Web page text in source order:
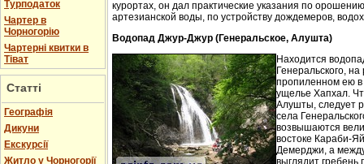
Турподаток
Чартер в
Чорногорію
Чартерні квитки в
Тіват
Статті
Географія
Дикуни
Екскурсії
Житло у Чорногорії
курортах, он дал практические указания по
артезианской воды, по устройству дождемеров,
Водопад Джур-Джур (Генеральское, Алушта)
Находится
Генеральского,
пропиленном ею в
ущелье Хапхал.
Алушты, следует
села
возвышаются
востоке Караби-
Демерджи, а
выглядит гребень